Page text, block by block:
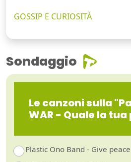
GOSSIP E CURIOSITÀ
Sondaggio
Le canzoni sulla
WAR - Quale la
Plastic Ono Band - Give